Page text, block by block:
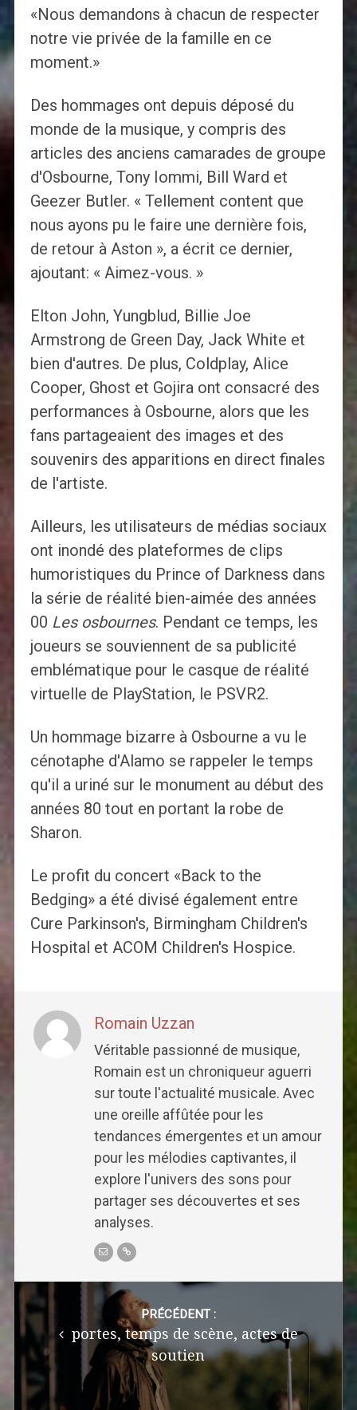
«Nous demandons à chacun de respecter
notre vie privée de la famille en ce
moment.»
Des hommages ont depuis déposé du
monde de la musique, y compris des
articles des anciens camarades de groupe
d'Osbourne, Tony Iommi, Bill Ward et
Geezer Butler. « Tellement content que
nous ayons pu le faire une dernière fois,
de retour à Aston », a écrit ce dernier,
ajoutant: « Aimez-vous. »
Elton John, Yungblud, Billie Joe
Armstrong de Green Day, Jack White et
bien d'autres. De plus, Coldplay, Alice
Cooper, Ghost et Gojira ont consacré des
performances à Osbourne, alors que les
fans partageaient des images et des
souvenirs des apparitions en direct finales
de l'artiste.
Ailleurs, les utilisateurs de médias sociaux
ont inondé des plateformes de clips
humoristiques du Prince of Darkness dans
la série de réalité bien-aimée des années
00 Les osbournes. Pendant ce temps, les
joueurs se souviennent de sa publicité
emblématique pour le casque de réalité
virtuelle de PlayStation, le PSVR2.
Un hommage bizarre à Osbourne a vu le
cénotaphe d'Alamo se rappeler le temps
qu'il a uriné sur le monument au début des
années 80 tout en portant la robe de
Sharon.
Le profit du concert «Back to the
Bedging» a été divisé également entre
Cure Parkinson's, Birmingham Children's
Hospital et ACOM Children's Hospice.
Romain Uzzan
Véritable passionné de musique,
Romain est un chroniqueur aguerri
sur toute l'actualité musicale. Avec
une oreille affûtée pour les
tendances émergentes et un amour
pour les mélodies captivantes, il
explore l'univers des sons pour
partager ses découvertes et ses
analyses.
Post
navigation
PRÉCÉDENT :
portes, temps de scène, actes de
soutien